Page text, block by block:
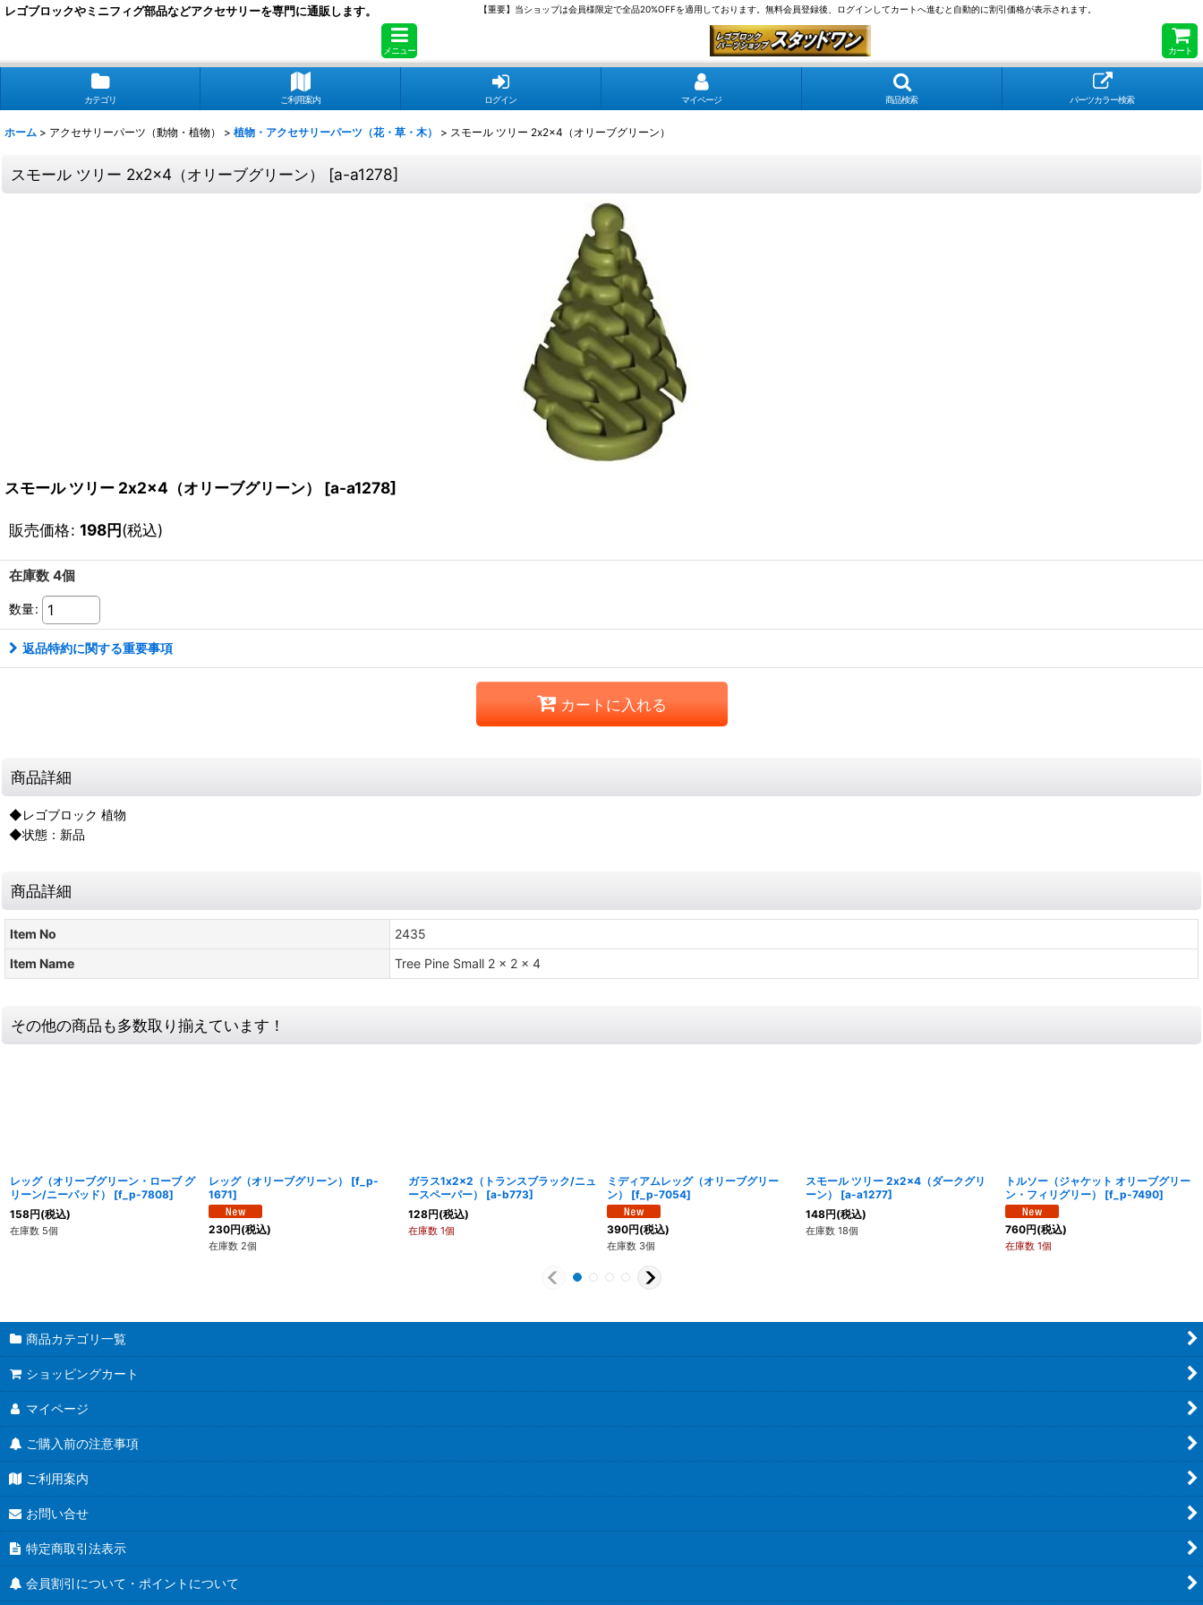
レゴブロックやミニフィグ部品などアクセサリーを専門に通販します。 【重要】当ショップは会員様限定で全品20%OFFを適用しております。無料会員登録後、ログインしてカートへ進むと自動的に割引価格が表示されます。
メニュー カート
カテゴリ ご利用案内 ログイン マイページ 商品検索 パーツカラー検索
ホーム > アクセサリーパーツ（動物・植物） > 植物・アクセサリーパーツ（花・草・木） > スモール ツリー 2x2x4（オリーブグリーン）
スモール ツリー 2x2x4（オリーブグリーン） [a-a1278]
スモール ツリー 2x2x4（オリーブグリーン） [a-a1278]
販売価格: 198円(税込)
在庫数 4個
数量:
返品特約に関する重要事項
カートに入れる
商品詳細
◆レゴブロック 植物
◆状態：新品
商品詳細
Item No
2435
Item Name
Tree Pine Small 2 x 2 x 4
その他の商品も多数取り揃えています！
レッグ（オリーブグリーン・ローブ グ
リーン/ニーパッド）
[f_p-7808]
158円(税込)
在庫数 5個
レッグ（オリーブグリーン） [f_p-
1671]
230円(税込)
在庫数 2個
ガラス1x2x2（トランスブラック/ニュ
ースペーパー）
[a-b773]
128円(税込)
在庫数 1個
ミディアムレッグ（オリーブグリー
ン）
[f_p-7054]
390円(税込)
在庫数 3個
スモール ツリー 2x2x4（ダークグリ
ーン）
[a-a1277]
148円(税込)
在庫数 18個
トルソー（ジャケット オリーブグリー
ン・フィリグリー）
[f_p-7490]
760円(税込)
在庫数 1個
商品カテゴリ一覧
ショッピングカート
マイページ
ご購入前の注意事項
ご利用案内
お問い合せ
特定商取引法表示
会員割引について・ポイントについて